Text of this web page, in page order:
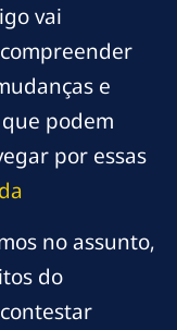
vai
e
podem
por essas
no assunto,
do